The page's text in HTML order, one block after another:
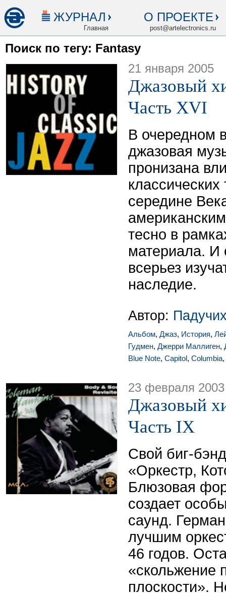
ЖУРНАЛ
Главная
О ПРОЕКТЕ
post@artelectronics.ru
Поиск по тегу: Fantasy
21 января 2005
Джазовый
Часть XVI
В очередном
джазовая
пронизана
середине
тесно в
материала. И
всерьез
наследие.
Автор:
Альбом, Джаз, История,
Гудмен, Джерри Маллиген,
Blue Note, Capitol, Columbia,
23 февраля 2003
Джазовый
Часть IX
Свой биг-
«Оркестр,
Блюзовая
создает
саунд.
лучшим
46 годов.
«скольжение
плоскости».